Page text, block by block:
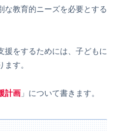
教育的ニーズを必要とする
をするためには、子どもに
す。
計画 」について書きます。